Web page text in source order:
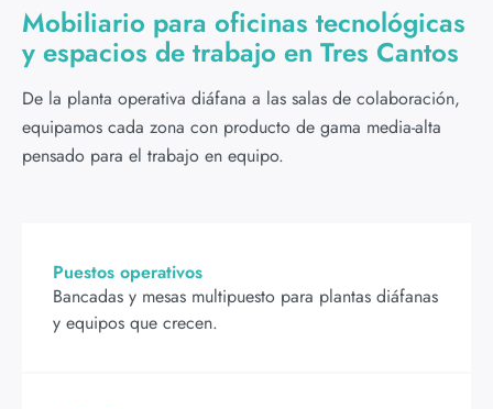
Mobiliario para oficinas tecnológicas
y espacios de trabajo en Tres Cantos
De la planta operativa diáfana a las salas de colaboración,
equipamos cada zona con producto de gama media-alta
pensado para el trabajo en equipo.
Puestos operativos
Bancadas y mesas multipuesto para plantas diáfanas
y equipos que crecen.